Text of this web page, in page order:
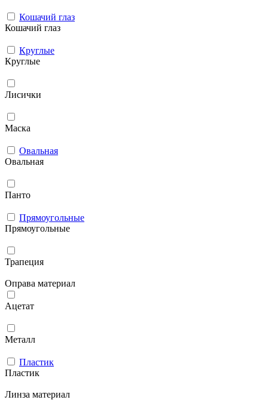
Кошачий глаз
Кошачий глаз
Круглые
Круглые
Лисички
Маска
Овальная
Овальная
Панто
Прямоугольные
Прямоугольные
Трапеция
Оправа материал
Ацетат
Металл
Пластик
Пластик
Линза материал